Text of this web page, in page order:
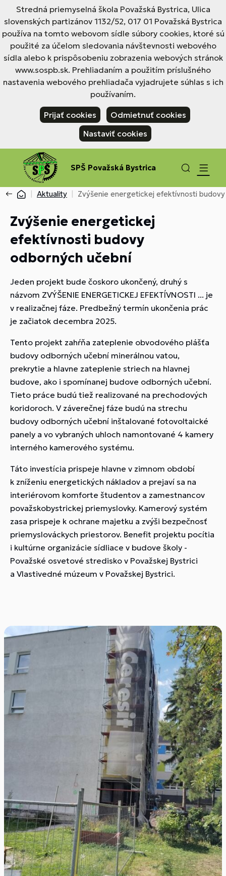
Stredná priemyselná škola Považská Bystrica, Ulica
slovenských partizánov 1132/52, 017 01 Považská Bystrica
používa na tomto webovom sídle súbory cookies, ktoré sú
použité za účelom sledovania návštevnosti webového
sídla alebo k prispôsobeniu zobrazenia webových stránok
www.sospb.sk. Prehliadaním a použitím príslušného
nastavenia webového prehliadača vyjadrujete súhlas s ich
používaním.
Prijať cookies
Odmietnuť cookies
Nastaviť cookies
SPŠ Považská Bystrica
Aktuality Zvýšenie energetickej efektívnosti
Zvýšenie energetickej
efektívnosti budovy
odborných učební
Jeden projekt bude čoskoro ukončený, druhý s
názvom ZVÝŠENIE ENERGETICKEJ EFEKTÍVNOSTI ... je
v realizačnej fáze. Predbežný termín ukončenia prác
je začiatok decembra 2025.
Tento projekt zahŕňa zateplenie obvodového plášťa
budovy odborných učební minerálnou vatou,
prekrytie a hlavne zateplenie striech na hlavnej
budove, ako i spomínanej budove odborných učební.
Tieto práce budú tiež realizované na prechodových
koridoroch. V záverečnej fáze budú na strechu
budovy odborných učební inštalované fotovoltaické
panely a vo vybraných uhloch namontované 4 kamery
interného kamerového systému.
Táto investícia prispeje hlavne v zimnom období
k zníženiu energetických nákladov a prejaví sa na
interiérovom komforte študentov a zamestnancov
považskobystrickej priemyslovky. Kamerový systém
zasa prispeje k ochrane majetku a zvýši bezpečnosť
priemyslováckych priestorov. Benefit projektu pocítia
i kultúrne organizácie sídliace v budove školy -
Považské osvetové stredisko v Považskej Bystrici
a Vlastivedné múzeum v Považskej Bystrici.